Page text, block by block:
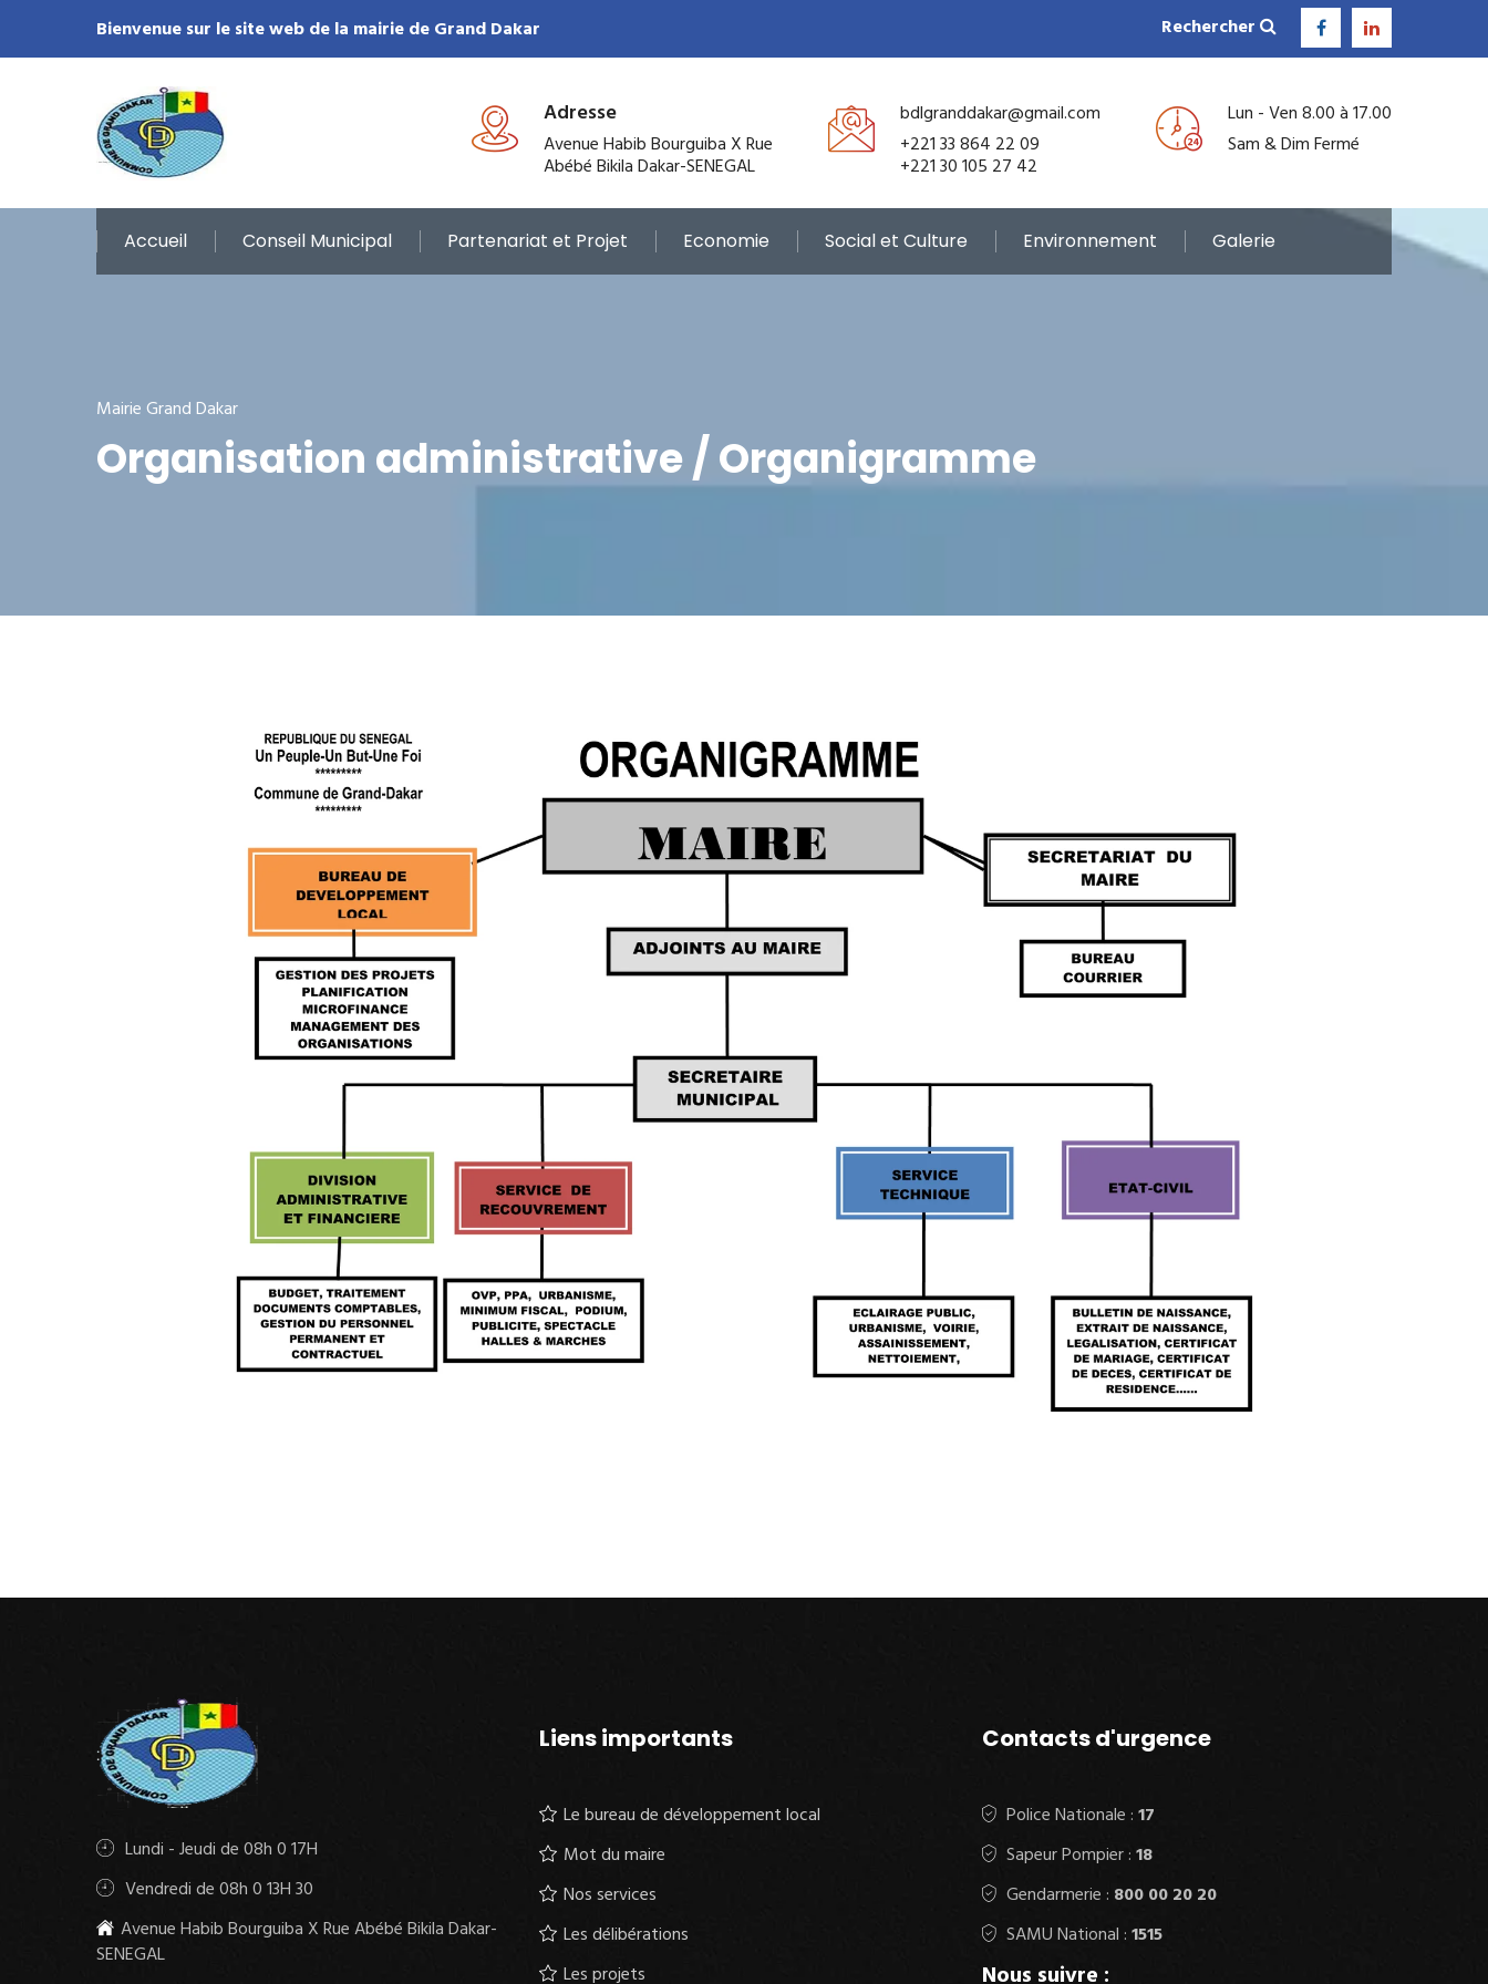
Bienvenue sur le site web de la mairie de Grand Dakar Rechercher
Adresse
Avenue Habib Bourguiba X Rue
Abébé Bikila Dakar-SENEGAL
bdlgranddakar@gmail.com
+221 33 864 22 09
+221 30 105 27 42
Lun - Ven 8.00 à 17.00
Sam & Dim Fermé
Accueil Conseil Municipal Partenariat et Projet Economie Social et Culture Environnement Galerie
Mairie Grand Dakar
Organisation administrative / Organigramme
Lundi - Jeudi de 08h 0 17H
Vendredi de 08h 0 13H 30
Avenue Habib Bourguiba X Rue Abébé Bikila Dakar-
SENEGAL
Liens importants
Le bureau de développement local
Mot du maire
Nos services
Les délibérations
Les projets
Contacts d'urgence
Police Nationale :17
Sapeur Pompier :18
Gendarmerie : 800 00 20 20
SAMU National :1515
Nous suivre :